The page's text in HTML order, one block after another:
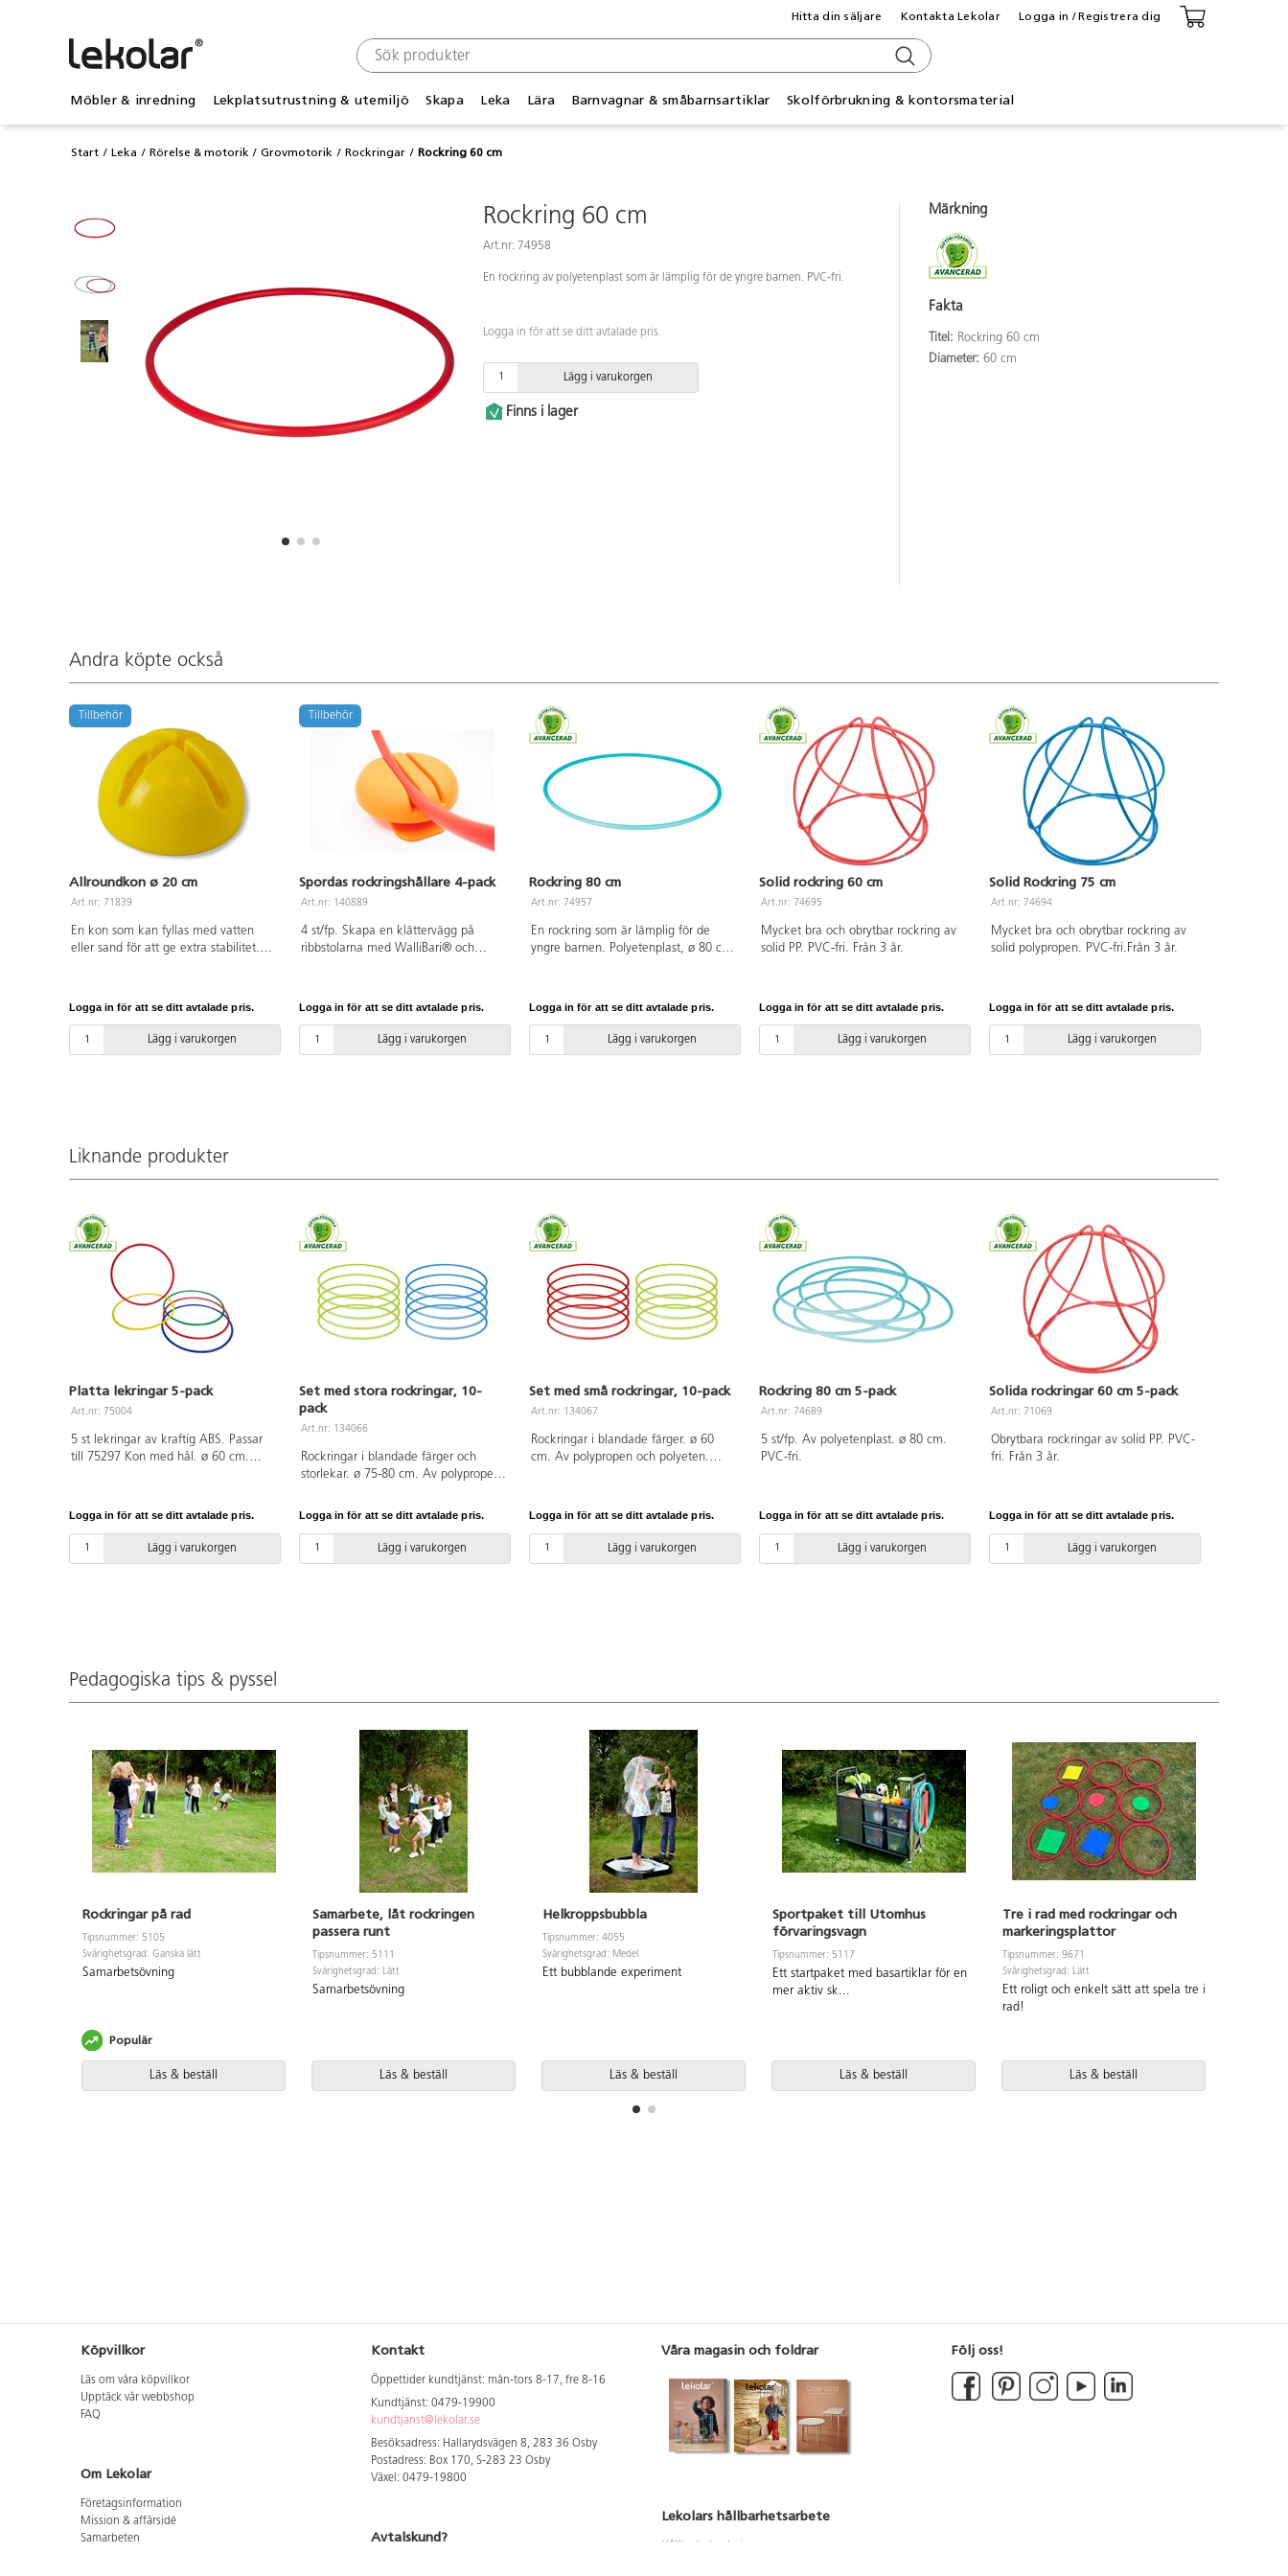
Möbler & inredning Lekplatsutrustning & utemiljö Skapa Leka Lära Barnvagnar & småbarnsartiklar Skolförbrukning & kontorsmaterial
Hitta din säljare Kontakta Lekolar Logga in / Registrera dig
Start Leka Rörelse & motorik Grovmotorik Rockringar Rockring 60 cm
Rockring 60 cm
Art.nr: 74958
En rockring av polyetenplast som är lämplig för de yngre barnen. PVC-fri.
Logga in för att se ditt avtalade pris.
Lägg i varukorgen
Finns i lager
Märkning
Fakta
Titel: Rockring 60 cm
Diameter: 60 cm
Andra köpte också
Tillbehör
Allroundkon ø 20 cm
Art.nr: 71839
En kon som kan fyllas med vatten
eller sand för att ge extra stabilitet.
Logga in för att se ditt avtalade pris.
Lägg i varukorgen
Tillbehör
Spordas rockringshållare 4-pack
Art.nr: 140889
4 st/fp. Skapa en klättervägg på
ribbstolarna med WalliBari® och
olika positioner på ribbstolen.
Rockringshållarna är mycket enkla att
Logga in för att se ditt avtalade pris.
Lägg i varukorgen
Rockring 80 cm
Art.nr: 74957
En rockring som är lämplig för de
yngre barnen. Polyetenplast, ø 80 cm.
Logga in för att se ditt avtalade pris.
Lägg i varukorgen
Solid rockring 60 cm
Art.nr: 74695
Mycket bra och obrytbar rockring av
solid PP. PVC-fri. Från 3 år.
Logga in för att se ditt avtalade pris.
Lägg i varukorgen
Solid Rockring 75 cm
Art.nr: 74694
Mycket bra och obrytbar rockring av
solid polypropen. PVC-fri.Från 3 år.
Logga in för att se ditt avtalade pris.
Lägg i varukorgen
Liknande produkter
Platta lekringar 5-pack
Art.nr: 75004
5 st lekringar av kraftig ABS. Passar
till 75297 Kon med hål. ø 60 cm.
Logga in för att se ditt avtalade pris.
Lägg i varukorgen
Set med stora rockringar, 10-
pack
Art.nr: 134066
Rockringar i blandade färger och
storlekar. ø 75-80 cm. Av polypropen
Logga in för att se ditt avtalade pris.
Lägg i varukorgen
Set med små rockringar, 10-pack
Art.nr: 134067
Rockringar i blandade färger. ø 60
cm. Av polypropen och polyeten.
Logga in för att se ditt avtalade pris.
Lägg i varukorgen
Rockring 80 cm 5-pack
Art.nr: 74689
5 st/fp. Av polyetenplast. ø 80 cm.
PVC-fri.
Logga in för att se ditt avtalade pris.
Lägg i varukorgen
Solida rockringar 60 cm 5-pack
Art.nr: 71069
Obrytbara rockringar av solid PP. PVC-
fri. Från 3 år.
Logga in för att se ditt avtalade pris.
Lägg i varukorgen
Pedagogiska tips & pyssel
Rockringar på rad
Tipsnummer: 5105
Svårighetsgrad: Ganska lätt
Samarbetsövning
Läs & beställ
Populär
Samarbete, låt rockringen
passera runt
Tipsnummer: 5111
Svårighetsgrad: Lätt
Samarbetsövning
Läs & beställ
Helkroppsbubbla
Tipsnummer: 4055
Svårighetsgrad: Medel
Ett bubblande experiment
Läs & beställ
Sportpaket till Utomhus
förvaringsvagn
Tipsnummer: 5117
Ett startpaket med basartiklar för en
mer aktiv sk...
Läs & beställ
Tre i rad med rockringar och
markeringsplattor
Tipsnummer: 9671
Svårighetsgrad: Lätt
Ett roligt och enkelt sätt att spela tre i
rad!
Läs & beställ
Köpvillkor
Läs om våra köpvillkor
Upptäck vår webbshop
FAQ
Om Lekolar
Företagsinformation
Mission & affärsidé
Samarbeten
Kontakt
Öppettider kundtjänst: mån-tors 8-17, fre 8-16
Kundtjänst: 0479-19900
kundtjanst@lekolar.se
Besöksadress: Hallarydsvägen 8, 283 36 Osby
Postadress: Box 170, S-283 23 Osby
Växel: 0479-19800
Avtalskund?
Våra magasin och foldrar
Lekolars hållbarhetsarbete
Följ oss!